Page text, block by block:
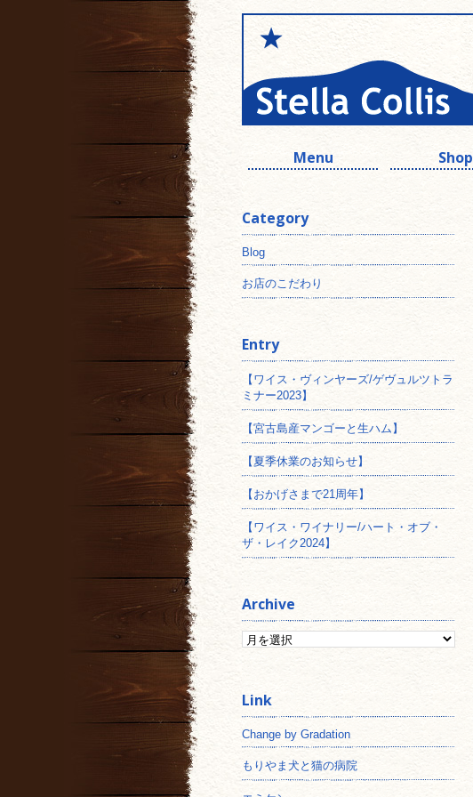
Menu Shop
Category
Blog
お店のこだわり
Entry
【ワイス・ヴィンヤーズ/ゲヴュルツトラ
ミナー2023】
【宮古島産マンゴーと生ハム】
【夏季休業のお知らせ】
【おかげさまで21周年】
【ワイス・ワイナリー/ハート・オブ・
ザ・レイク2024】
Archive
Change by Gradation
もりやま犬と猫の病院